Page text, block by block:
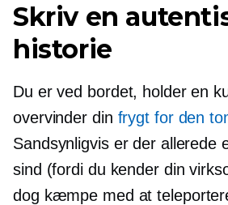
Skriv en
historie
Du er ved bordet, holder en
overvinder din frygt for den
Sandsynligvis er der allerede
sind (fordi du kender din
dog kæmpe med at